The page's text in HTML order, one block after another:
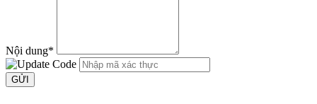
Nội dung*
GỬI